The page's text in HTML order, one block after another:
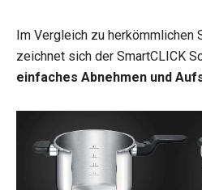
Im Vergleich zu herkömmlichen
zeichnet sich der SmartCLICK
einfaches Abnehmen und